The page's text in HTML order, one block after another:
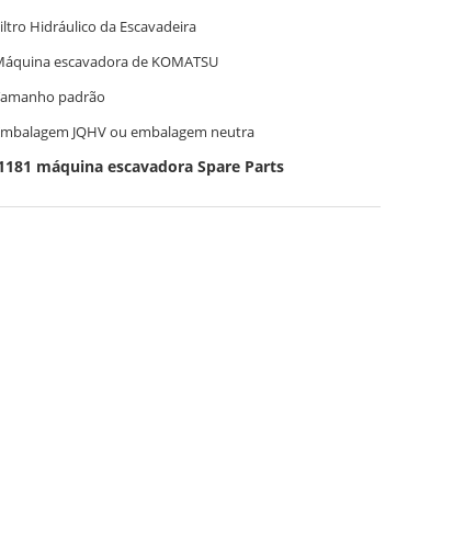
Hidráulico da Escavadeira
escavadora de KOMATSU
padrão
JQHV ou embalagem neutra
máquina escavadora Spare Parts